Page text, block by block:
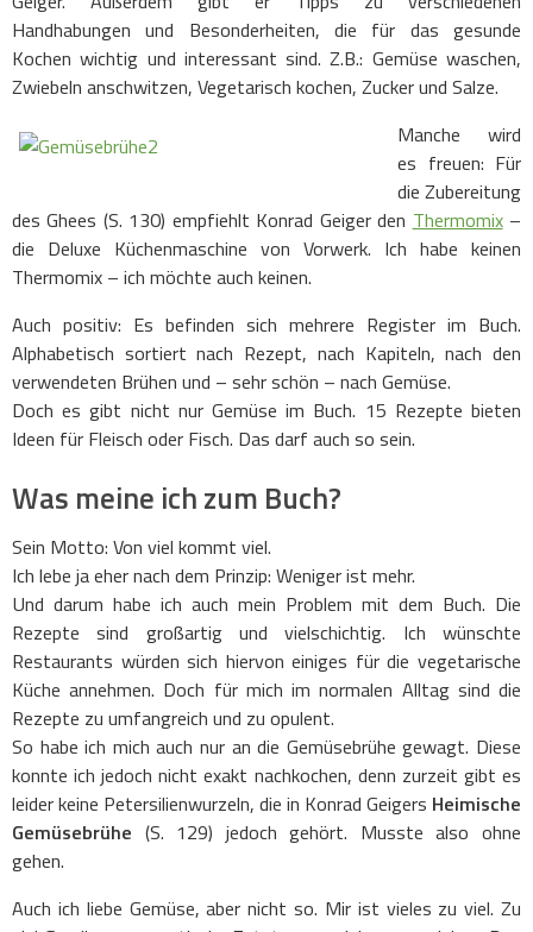
Handhabungen und Besonderheiten, die für das gesunde
Kochen wichtig und interessant sind. Z.B.: Gemüse waschen,
Zwiebeln anschwitzen, Vegetarisch kochen, Zucker und Salze.
Manche wird
es freuen: Für
die Zubereitung
des Ghees (S. 130) empfiehlt Konrad Geiger den Thermomix–
die Deluxe Küchenmaschine von Vorwerk. Ich habe keinen
Thermomix – ich möchte auch keinen.
Auch positiv: Es befinden sich mehrere Register im Buch.
Alphabetisch sortiert nach Rezept, nach Kapiteln, nach den
verwendeten Brühen und – sehr schön – nach Gemüse.
Doch es gibt nicht nur Gemüse im Buch. 15 Rezepte bieten
Ideen für Fleisch oder Fisch. Das darf auch so sein.
Was meine ich zum Buch?
Sein Motto: Von viel kommt viel.
Ich lebe ja eher nach dem Prinzip: Weniger ist mehr.
Und darum habe ich auch mein Problem mit dem Buch. Die
Rezepte sind großartig und vielschichtig. Ich wünschte
Restaurants würden sich hiervon einiges für die vegetarische
Küche annehmen. Doch für mich im normalen Alltag sind die
Rezepte zu umfangreich und zu opulent.
So habe ich mich auch nur an die Gemüsebrühe gewagt. Diese
konnte ich jedoch nicht exakt nachkochen, denn zurzeit gibt es
leider keine Petersilienwurzeln, die in Konrad Geigers Heimische
Gemüsebrühe (S. 129) jedoch gehört. Musste also ohne
gehen.
Auch ich liebe Gemüse, aber nicht so. Mir ist vieles zu viel. Zu